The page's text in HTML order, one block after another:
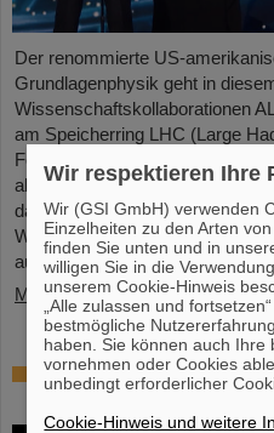
Der renommierte US-
Grundlagenphysik geht in
Wissenschaftskollaborationen
am Speicherring LHC (Large
Forschungszentrums CERN .
aktuelle ALICE-Forschende von
daran beteiligt und wurden nun
Wissenschaftskolleg*innen mit
ausgezeichnet, der mit drei
Mehr »
Physiker*innen
Atomkernen aus
Wir respektieren Ihre
Wir (GSI GmbH) verwenden
Einzelheiten zu den Arten
finden Sie unten und in
willigen Sie in die
unserem Cookie-Hinweis
„Alle zulassen und
bestmögliche
haben. Sie können auch Ihre
vornehmen oder Cookies
unbedingt erforderlicher
Cookie-Hinweis und weitere